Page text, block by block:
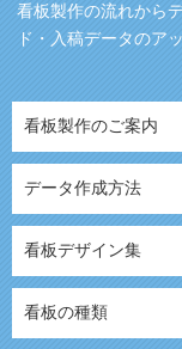
看板製作の流れから
ド・入稿データのア
看板製作のご案内
データ作成方法
看板デザイン集
看板の種類